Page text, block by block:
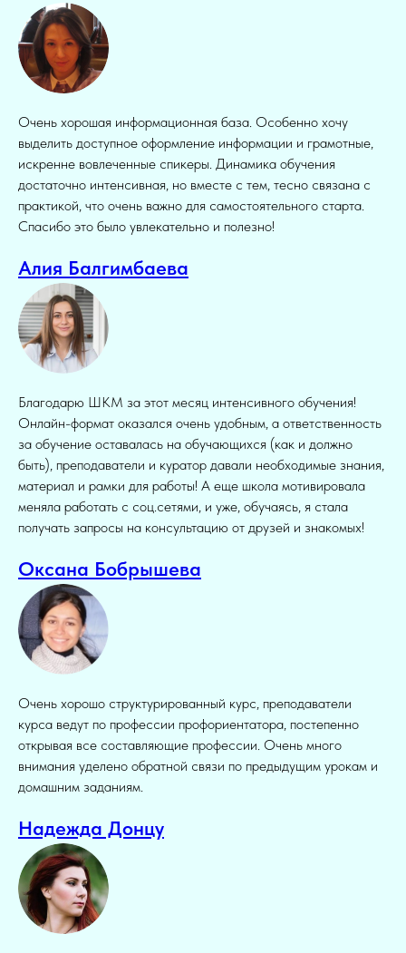
Очень хорошая информационная база. Особенно хочу
выделить доступное оформление информации и грамотные,
искренне вовлеченные спикеры. Динамика обучения
достаточно интенсивная, но вместе с тем, тесно связана с
практикой, что очень важно для самостоятельного старта.
Спасибо это было увлекательно и полезно!
Алия Балгимбаева
Благодарю ШКМ за этот месяц интенсивного обучения!
Онлайн-формат оказался очень удобным, а ответственность
за обучение оставалась на обучающихся (как и должно
быть), преподаватели и куратор давали необходимые знания,
материал и рамки для работы! А еще школа мотивировала
меняла работать с соц.сетями, и уже, обучаясь, я стала
получать запросы на консультацию от друзей и знакомых!
Оксана Бобрышева
Очень хорошо структурированный курс, преподаватели
курса ведут по профессии профориентатора, постепенно
открывая все составляющие профессии. Очень много
внимания уделено обратной связи по предыдущим урокам и
домашним заданиям.
Надежда Донцу